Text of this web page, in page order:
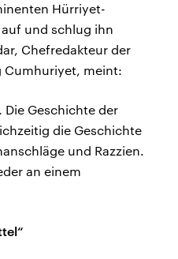
Hürriyet-
und schlug ihn
Chefredakteur der
Cumhuriyet, meint:
Die Geschichte der
die Geschichte
und Razzien.
an einem